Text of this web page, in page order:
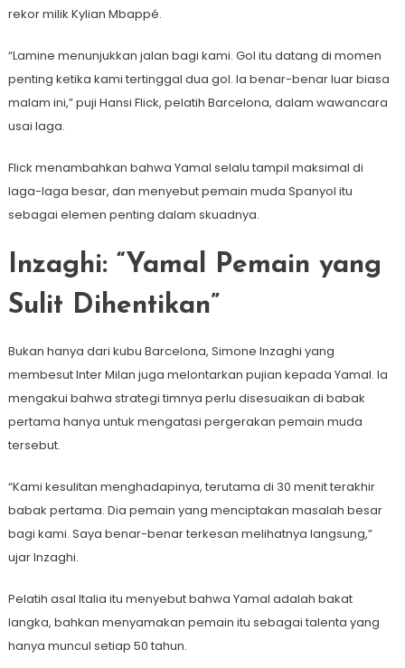
rekor milik Kylian Mbappé.
“Lamine menunjukkan jalan bagi kami. Gol itu datang di momen
penting ketika kami tertinggal dua gol. Ia benar-benar luar biasa
malam ini,” puji Hansi Flick, pelatih Barcelona, dalam wawancara
usai laga.
Flick menambahkan bahwa Yamal selalu tampil maksimal di
laga-laga besar, dan menyebut pemain muda Spanyol itu
sebagai elemen penting dalam skuadnya.
Inzaghi: “Yamal Pemain yang
Sulit Dihentikan”
Bukan hanya dari kubu Barcelona, Simone Inzaghi yang
membesut Inter Milan juga melontarkan pujian kepada Yamal. Ia
mengakui bahwa strategi timnya perlu disesuaikan di babak
pertama hanya untuk mengatasi pergerakan pemain muda
tersebut.
“Kami kesulitan menghadapinya, terutama di 30 menit terakhir
babak pertama. Dia pemain yang menciptakan masalah besar
bagi kami. Saya benar-benar terkesan melihatnya langsung,”
ujar Inzaghi.
Pelatih asal Italia itu menyebut bahwa Yamal adalah bakat
langka, bahkan menyamakan pemain itu sebagai talenta yang
hanya muncul setiap 50 tahun.